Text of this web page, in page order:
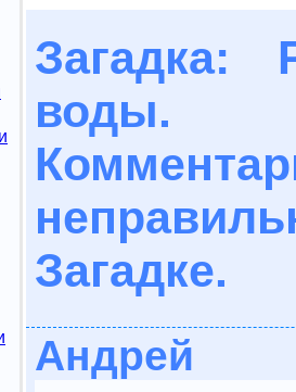
Загадка:
воды.
Загадке.
Андрей